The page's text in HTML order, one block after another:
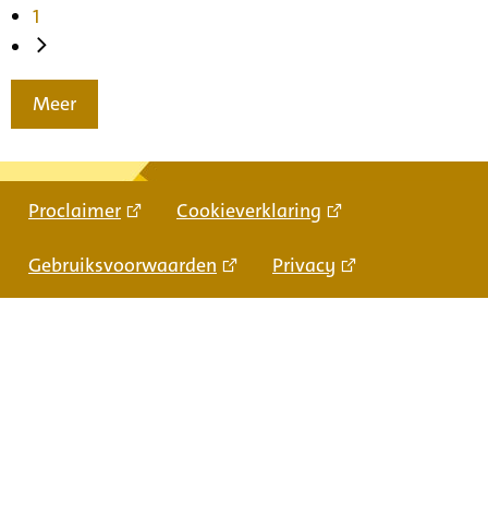
1
Meer
Proclaimer Cookieverklaring
Gebruiksvoorwaarden Privacy